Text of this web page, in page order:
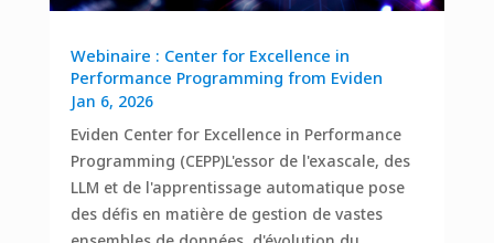
Webinaire : Center for Excellence in
Performance Programming from Eviden
Jan 6, 2026
Eviden Center for Excellence in Performance
Programming (CEPP)L'essor de l'exascale, des
LLM et de l'apprentissage automatique pose
des défis en matière de gestion de vastes